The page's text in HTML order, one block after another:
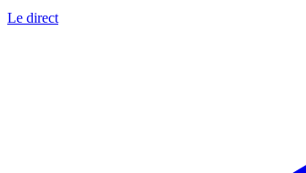
Le direct